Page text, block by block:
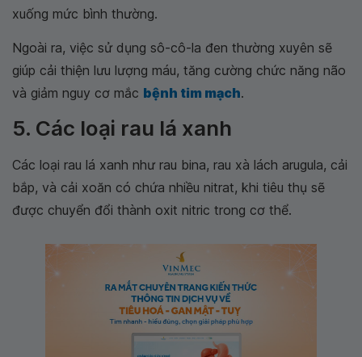
xuống mức bình thường.
Ngoài ra, việc sử dụng sô-cô-la đen thường xuyên sẽ
giúp cải thiện lưu lượng máu, tăng cường chức năng não
và giảm nguy cơ mắc bệnh tim mạch.
5. Các loại rau lá xanh
Các loại rau lá xanh như rau bina, rau xà lách arugula, cải
bắp, và cải xoăn có chứa nhiều nitrat, khi tiêu thụ sẽ
được chuyển đổi thành oxit nitric trong cơ thể.